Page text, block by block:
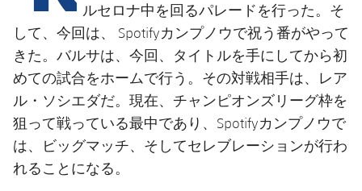
順位表
チケット
結果
順位表
ルセロナ中を回るパレードを行った。そ
して、今回は、 Spotifyカンプノウで祝う番がやって
きた。バルサは、今回、タイトルを手にしてから初
めての試合をホームで行う。その対戦相手は、レア
ル・ソシエダだ。現在、チャンピオンズリーグ枠を
狙って戦っている最中であり、Spotifyカンプノウで
は、ビッグマッチ、そしてセレブレーションが行わ
れることになる。